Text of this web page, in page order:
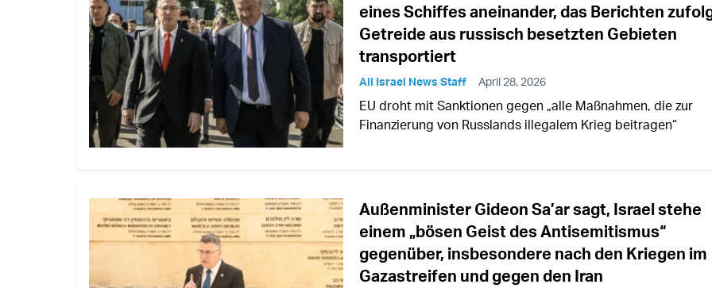
eines Schiffes aneinander, das Berichten
Getreide aus russisch besetzten Gebieten
transportiert
All Israel News Staff April 28, 2026
EU droht mit Sanktionen gegen „alle Maßnahmen, die zur
Finanzierung von Russlands illegalem Krieg beitragen“
Außenminister Gideon Sa’ar sagt, Israel stehe
einem „bösen Geist des Antisemitismus“
gegenüber, insbesondere nach den Kriegen im
Gazastreifen und gegen den Iran